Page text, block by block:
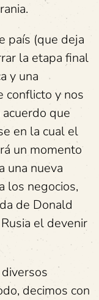
país (que deja
la etapa final
y una
conflicto y nos
que
en la cual el
un momento
una nueva
los negocios,
de Donald
el devenir
decimos con